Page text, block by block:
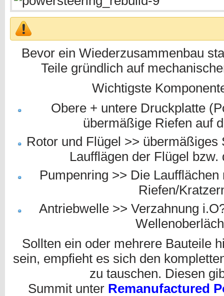
Bevor ein Wiederzusammenbau
Teile gründlich auf
Wichtigste
Obere + untere Druckplatte
übermäßige Riefen auf
Rotor und Flügel >>
Laufflägen der Flügel
Pumpenring >> Die
Riefen/
Antriebwelle >> Verzahnung
Sollten ein oder mehrere Bauteile
sein, empfieht es sich den
zu tauschen. Diesen
Summit unter Remanufactured